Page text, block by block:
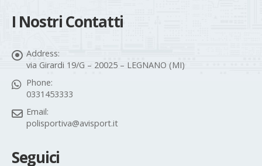
I Nostri Contatti
Address:
via Girardi 19/G – 20025 – LEGNANO (MI)
Phone:
0331453333
Email:
polisportiva@avisport.it
Seguici